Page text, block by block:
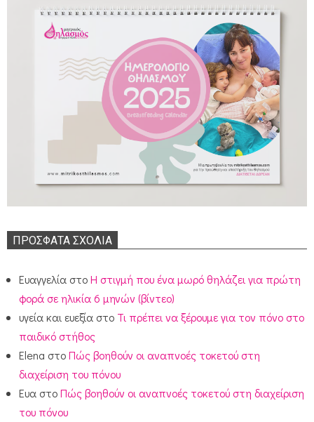
ΠΡΌΣΦΑΤΑ ΣΧΌΛΙΑ
Ευαγγελία στοΗ στιγμή που ένα μωρό θηλάζει για πρώτη
φορά σε ηλικία 6 μηνών (βίντεο)
υγεία και ευεξία στο Τι πρέπει να ξέρουμε για τον πόνο στο
παιδικό στήθος
Elena στοΠώς βοηθούν οι αναπνοές τοκετού στη
διαχείριση του πόνου
Ευα στοΠώς βοηθούν οι αναπνοές τοκετού στη διαχείριση
του πόνου